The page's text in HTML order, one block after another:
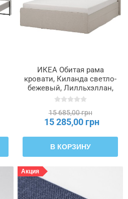
ИКЕА Обитая рама
кровати, Киланда светло-
бежевый, Лилльхэллан,
140x200 см RAMNEFJÄLL,
15 685,00 грн
15 285,00 грн
В КОРЗИНУ
Акция